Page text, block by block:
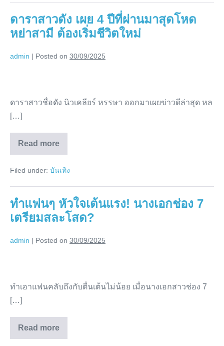
ร่ำไห้
บอก
น้อง
ให้
เสียคน
กะทันหัน
ร่ำไห้
บอก
ให้
ดาราสาวดัง เผย 4 ปีที่ผ่านมาสุดโหด
หย่าสามี ต้องเริ่มชีวิตใหม่
admin | Posted on 30/09/2025
ดัง
เผย
4
ผ่าน
มา
สุด
โหด
สามี
ชีวิต
ดาราสาวชื่อดัง นิวเคลียร์ หรรษา ออกมาเผยข่าวดีล่าสุด หล
[…]
Read more
ดารา
สาว
เผย
ปี
ผ่าน
สุด
สามี
Filed under: บันเทิง
ทำแฟนๆ หัวใจเต้นแรง! นางเอกช่อง 7
เตรียมสละโสด?
admin | Posted on 30/09/2025
หัวใจ
เต้น
แรง!
นางเอก
ทำเอาแฟนคลับถึงกับตื่นเต้นไม่น้อย เมื่อนางเอกสาวช่อง 7
[…]
Read more
ทำ
แฟนๆ